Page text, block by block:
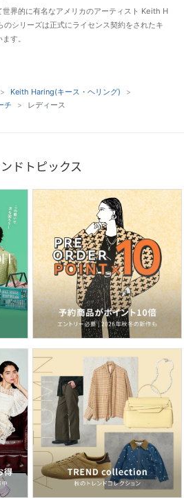
界的に有名なアメリカのアーティスト Keith H
シリーズは正式にライセンス契約をされたキ
す。
Keith Haring(キース・ヘリング)
チ レディース
ドトピックス